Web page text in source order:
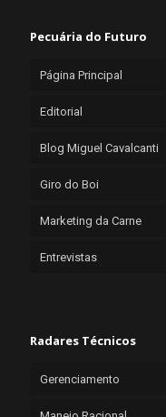
Pecuária do Futuro
Página Principal
Editorial
Blog Miguel Cavalcanti
Giro do Boi
Marketing da Carne
Entrevistas
Radares Técnicos
Gerenciamento